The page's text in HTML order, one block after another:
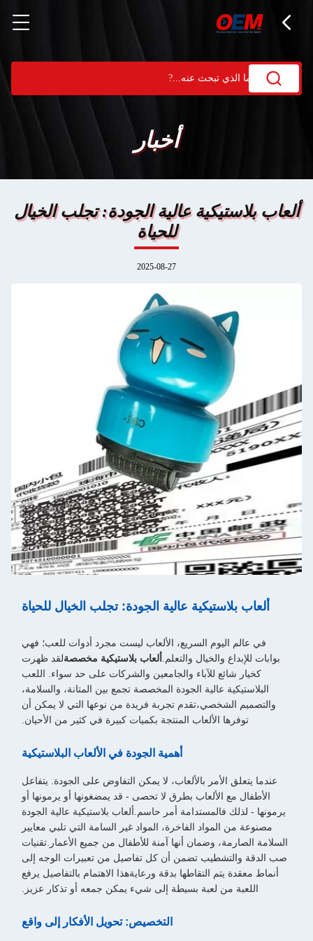
أخبار
ألعاب بلاستيكية عالية الجودة: تجلب الخيال
للحياة
2025-08-27
ألعاب بلاستيكية عالية الجودة: تجلب الخيال للحياة
في عالم اليوم السريع، الألعاب ليست مجرد أدوات للعب؛ فهي
بوابات للإبداع والخيال والتعلم.
ألعاب بلاستيكية مخصصةلقد ظهرت
كخيار شائع للآباء والجامعين والشركات على حد سواء. اللعب
البلاستيكية عالية الجودة المخصصة تجمع بين المتانة، والسلامة،
والتصميم الشخصي،تقدم تجربة فريدة من نوعها التي لا يمكن أن
توفرها الألعاب المنتجة بكميات كبيرة في كثير من الأحيان.
أهمية الجودة في الألعاب البلاستيكية
عندما يتعلق الأمر بالألعاب، لا يمكن التفاوض على الجودة. يتفاعل
الأطفال مع الألعاب بطرق لا تحصى - قد يمضغونها أو يرمونها أو
يرمونها - لذلك فالمستدامة أمر حاسم.ألعاب بلاستيكية عالية الجودة
مصنوعة من المواد الفاخرة، المواد غير السامة التي تلبي معايير
السلامة الصارمة، وضمان أنها آمنة للأطفال من جميع الأعمار.تقنيات
صب الدقة والتشطيب تضمن أن كل تفاصيل من تعبيرات الوجه إلى
أنماط معقدة يتم التقاطها بدقة ورعايةهذا الاهتمام بالتفاصيل يرفع
اللعبة من لعبة بسيطة إلى شيء يمكن جمعه أو تذكار عزيز.
التخصيص: تحويل الأفكار إلى واقع